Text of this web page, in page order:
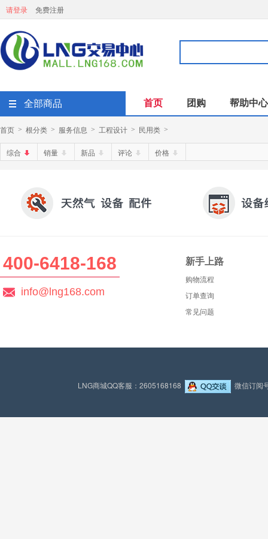
请登录 免费注册
全部商品 首页 团购 帮助中心
首页 > 根分类 > 服务信息 > 工程设计 > 民用类 >
综合 销量 新品 评论 价格
400-6418-168
info@lng168.com
新手上路
购物流程
订单查询
常见问题
LNG商城QQ客服：2605168168 微信订阅